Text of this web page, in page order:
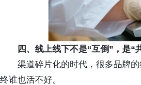
四、线上线下不是“互倒”，是“
渠道碎片化的时代，很多品牌
终谁也活不好。